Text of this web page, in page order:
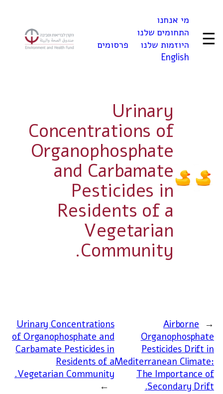
☰
מי אנחנו
התחומים שלנו
היוזמות שלנו
פרסומים
English
Urinary
Concentrations of
Organophosphate
and Carbamate
Pesticides in
Residents of a
Vegetarian
Community.
←
Airborne
Organophosphate
Pesticides Drift in
Mediterranean Climate:
The Importance of
Secondary Drift.
Urinary Concentrations
of Organophosphate and
Carbamate Pesticides in
Residents of a
Vegetarian Community.
→